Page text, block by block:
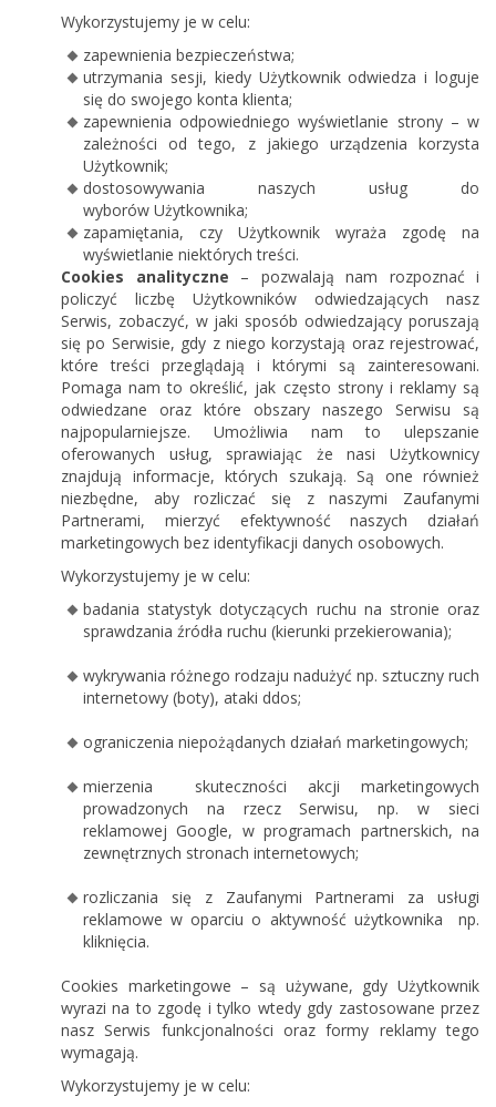
Wykorzystujemy je w celu:
zapewnienia bezpieczeństwa;
utrzymania sesji, kiedy Użytkownik odwiedza i loguje
się do swojego konta klienta;
zapewnienia odpowiedniego wyświetlanie strony – w
zależności od tego, z jakiego urządzenia korzysta
Użytkownik;
dostosowywania naszych usług do
wyborów Użytkownika;
zapamiętania, czy Użytkownik wyraża zgodę na
wyświetlanie niektórych treści.
Cookies analityczne – pozwalają nam rozpoznać i
policzyć liczbę Użytkowników odwiedzających nasz
Serwis, zobaczyć, w jaki sposób odwiedzający poruszają
się po Serwisie, gdy z niego korzystają oraz rejestrować,
które treści przeglądają i którymi są zainteresowani.
Pomaga nam to określić, jak często strony i reklamy są
odwiedzane oraz które obszary naszego Serwisu są
najpopularniejsze. Umożliwia nam to ulepszanie
oferowanych usług, sprawiając że nasi Użytkownicy
znajdują informacje, których szukają. Są one również
niezbędne, aby rozliczać się z naszymi Zaufanymi
Partnerami, mierzyć efektywność naszych działań
marketingowych bez identyfikacji danych osobowych.
Wykorzystujemy je w celu:
badania statystyk dotyczących ruchu na stronie oraz
sprawdzania źródła ruchu (kierunki przekierowania);
wykrywania różnego rodzaju nadużyć np. sztuczny ruch
internetowy (boty), ataki ddos;
ograniczenia niepożądanych działań marketingowych;
mierzenia skuteczności akcji marketingowych
prowadzonych na rzecz Serwisu, np. w sieci
reklamowej Google, w programach partnerskich, na
zewnętrznych stronach internetowych;
rozliczania się z Zaufanymi Partnerami za usługi
reklamowe w oparciu o aktywność użytkownika np.
kliknięcia.
Cookies marketingowe – są używane, gdy Użytkownik
wyrazi na to zgodę i tylko wtedy gdy zastosowane przez
nasz Serwis funkcjonalności oraz formy reklamy tego
wymagają.
Wykorzystujemy je w celu: